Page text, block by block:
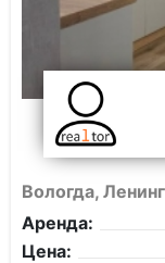
Вологда,
Аренда:
Цена: